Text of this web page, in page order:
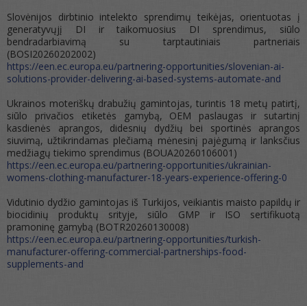
Slovėnijos dirbtinio intelekto sprendimų teikėjas, orientuotas į
generatyvųjį DI ir taikomuosius DI sprendimus, siūlo
bendradarbiavimą su tarptautiniais partneriais
(BOSI20260202002)
https://een.ec.europa.eu/partnering-opportunities/slovenian-ai-
solutions-provider-delivering-ai-based-systems-automate-and
Ukrainos moteriškų drabužių gamintojas, turintis 18 metų patirtį,
siūlo privačios etiketės gamybą, OEM paslaugas ir sutartinį
kasdienės aprangos, didesnių dydžių bei sportinės aprangos
siuvimą, užtikrindamas plečiamą mėnesinį pajėgumą ir lanksčius
medžiagų tiekimo sprendimus (BOUA20260106001)
https://een.ec.europa.eu/partnering-opportunities/ukrainian-
womens-clothing-manufacturer-18-years-experience-offering-0
Vidutinio dydžio gamintojas iš Turkijos, veikiantis maisto papildų ir
biocidinių produktų srityje, siūlo GMP ir ISO sertifikuotą
pramoninę gamybą (BOTR20260130008)
https://een.ec.europa.eu/partnering-opportunities/turkish-
manufacturer-offering-commercial-partnerships-food-
supplements-and